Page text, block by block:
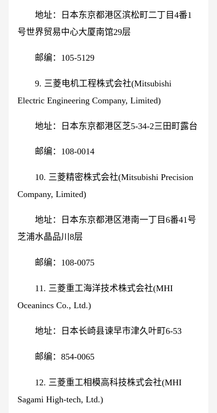
地址：日本东京都港区滨松町二丁目4番1
号世界贸易中心大厦南馆29层
邮编：105-5129
9. 三菱电机工程株式会社(Mitsubishi
Electric Engineering Company, Limited)
地址：日本东京都港区芝5-34-2三田町露台
邮编：108-0014
10. 三菱精密株式会社(Mitsubishi Precision
Company, Limited)
地址：日本东京都港区港南一丁目6番41号
芝浦水晶品川8层
邮编：108-0075
11. 三菱重工海洋技术株式会社(MHI
Oceanincs Co., Ltd.)
地址：日本长崎县谏早市津久叶町6-53
邮编：854-0065
12. 三菱重工相模高科技株式会社(MHI
Sagami High-tech, Ltd.)